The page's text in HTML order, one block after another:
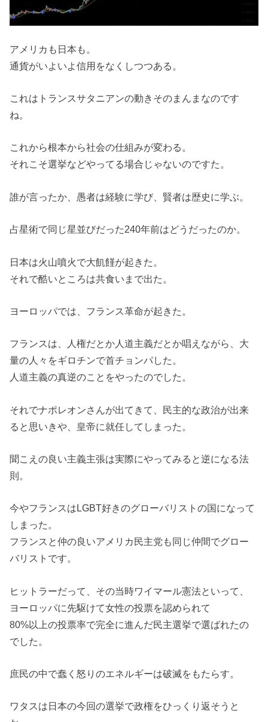
アメリカも日本も。
通貨がいよいよ信用をなくしつつある。
これはトランスサタニアンの動きそのまんまなのです
ね。
これから根本から社会の仕組みが変わる。
それこそ選挙などやってる場合じゃないのですた。
誰が言ったか、愚者は経験に学び、賢者は歴史に学ぶ。
占星術で同じ星並びだった240年前はどうだったのか。
日本は火山噴火で大飢饉が起きた。
それで酷いところは共食いまで出た。
ヨーロッパでは、フランス革命が起きた。
フランスは、人権だとか人道主義だとか唱えながら、大
量の人々をギロチンで首チョンパした。
人道主義の真逆のことをやったのでした。
それでナポレオンさんが出てきて、民主的な政治が出来
ると思いきや、皇帝に就任してしまった。
聞こえの良い主義主張は実際にやってみると逆になる法
則。
今やフランスはLGBT好きのグローバリストの国になって
しまった。
フランスと仲の良いアメリカ民主党も同じ仲間でグロー
バリストです。
ヒットラーだって、その当時ワイマール憲法といって、
ヨーロッパに先駆けて女性の投票を認められて
80%以上の投票率で完全に進んだ民主選挙で選ばれたの
でした。
庶民の中で蠢く怒りのエネルギーは破滅をもたらす。
ワタスは日本の今回の選挙で政権をひっくり返そうと